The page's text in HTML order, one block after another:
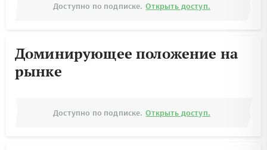
Доступно по подписке. Открыть доступ.
Доминирующее положение на
рынке
Доступно по подписке. Открыть доступ.